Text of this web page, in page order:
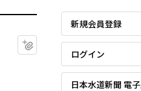
マイクリップに追加
新規会員登録
ログイン
日本水道新聞 電